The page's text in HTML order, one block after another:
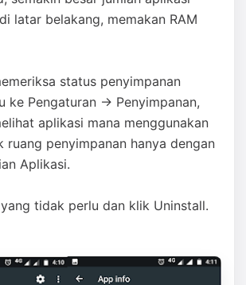
latar belakang, memakan RAM
status penyimpanan
ke Pengaturan → Penyimpanan,
aplikasi mana menggunakan
ruang penyimpanan hanya dengan
Aplikasi.
tidak perlu dan klik Uninstall.